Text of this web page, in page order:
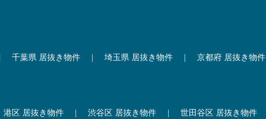
千葉県 居抜き物件 埼玉県 居抜き物件 京都府 居抜き物件
港区 居抜き物件 渋谷区 居抜き物件 世田谷区 居抜き物件